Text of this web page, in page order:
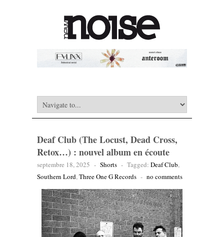
Deaf Club (The Locust, Dead Cross,
Retox…) : nouvel album en écoute
septembre 18, 2025 - Shorts - Tagged: Deaf Club,
Southern Lord,Three One G Records - no comments